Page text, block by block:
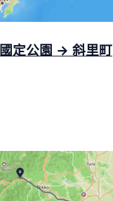
定公園 → 斜里町